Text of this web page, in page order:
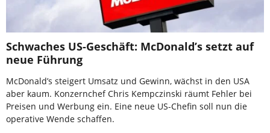
Schwaches US-Geschäft: McDonald’s setzt auf
neue Führung
McDonald’s steigert Umsatz und Gewinn, wächst in den USA
aber kaum. Konzernchef Chris Kempczinski räumt Fehler bei
Preisen und Werbung ein. Eine neue US-Chefin soll nun die
operative Wende schaffen.